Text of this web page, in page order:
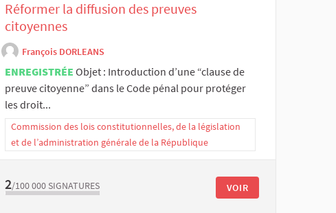
Réformer la diffusion des preuves
citoyennes
François DORLEANS
ENREGISTRÉE Objet : Introduction d’une “clause de
preuve citoyenne” dans le Code pénal pour protéger
les droit...
Commission des lois constitutionnelles, de la législation
et de l’administration générale de la République
2/100 000 SIGNATURES VOIR